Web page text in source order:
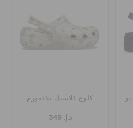
كلوغ كلاسيك بلاتفورم
د.إ. 349